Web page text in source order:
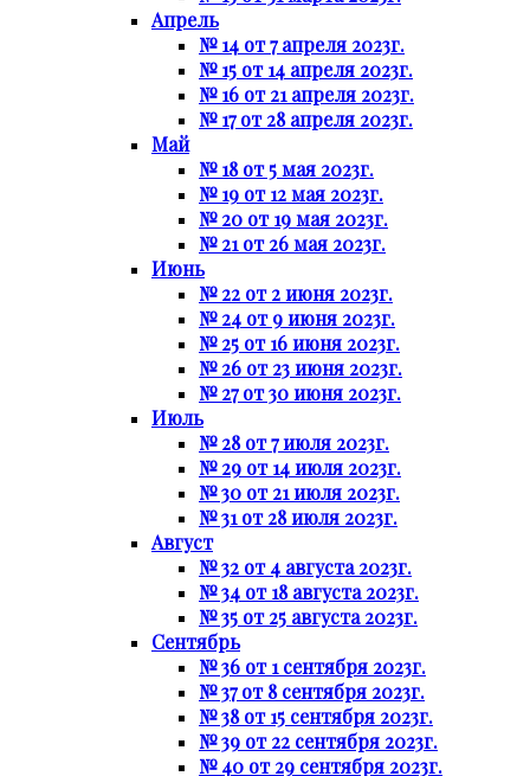
Апрель
№ 14 от 7 апреля 2023г.
№ 15 от 14 апреля 2023г.
№ 16 от 21 апреля 2023г.
№ 17 от 28 апреля 2023г.
Май
№ 18 от 5 мая 2023г.
№ 19 от 12 мая 2023г.
№ 20 от 19 мая 2023г.
№ 21 от 26 мая 2023г.
Июнь
№ 22 от 2 июня 2023г.
№ 24 от 9 июня 2023г.
№ 25 от 16 июня 2023г.
№ 26 от 23 июня 2023г.
№ 27 от 30 июня 2023г.
Июль
№ 28 от 7 июля 2023г.
№ 29 от 14 июля 2023г.
№ 30 от 21 июля 2023г.
№ 31 от 28 июля 2023г.
Август
№ 32 от 4 августа 2023г.
№ 34 от 18 августа 2023г.
№ 35 от 25 августа 2023г.
Сентябрь
№ 36 от 1 сентября 2023г.
№ 37 от 8 сентября 2023г.
№ 38 от 15 сентября 2023г.
№ 39 от 22 сентября 2023г.
№ 40 от 29 сентября 2023г.